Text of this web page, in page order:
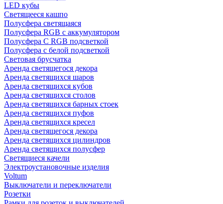
LED кубы
Светящееся кашпо
Полусфера светящаяся
Полусфера RGB с аккумулятором
Полусфера С RGB подсветкой
Полусфера с белой подсветкой
Световая брусчатка
Аренда светящегося декора
Аренда светящихся шаров
Аренда светящихся кубов
Аренда светящихся столов
Аренда светящихся барных стоек
Аренда светящихся пуфов
Аренда светящихся кресел
Аренда светящегося декора
Аренда светящихся цилиндров
Аренда светящихся полусфер
Светящиеся качели
Электроустановочные изделия
Voltum
Выключатели и переключатели
Розетки